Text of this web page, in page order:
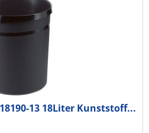
13 18Liter Kunststoff...